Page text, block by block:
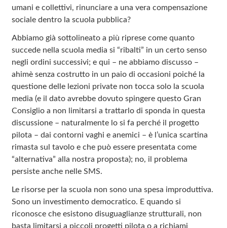
umani e collettivi, rinunciare a una vera compensazione
sociale dentro la scuola pubblica?
Abbiamo già sottolineato a più riprese come quanto
succede nella scuola media si “ribalti” in un certo senso
negli ordini successivi; e qui – ne abbiamo discusso –
ahimè senza costrutto in un paio di occasioni poiché la
questione delle lezioni private non tocca solo la scuola
media (e il dato avrebbe dovuto spingere questo Gran
Consiglio a non limitarsi a trattarlo di sponda in questa
discussione – naturalmente lo si fa perché il progetto
pilota – dai contorni vaghi e anemici – è l’unica scartina
rimasta sul tavolo e che può essere presentata come
“alternativa” alla nostra proposta); no, il problema
persiste anche nelle SMS.
Le risorse per la scuola non sono una spesa improduttiva.
Sono un investimento democratico. E quando si
riconosce che esistono disuguaglianze strutturali, non
basta limitarsi a piccoli progetti pilota o a richiami